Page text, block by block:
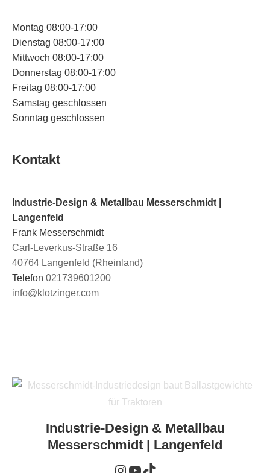
Montag 08:00-17:00
Dienstag 08:00-17:00
Mittwoch 08:00-17:00
Donnerstag 08:00-17:00
Freitag 08:00-17:00
Samstag geschlossen
Sonntag geschlossen
Kontakt
Industrie-Design & Metallbau Messerschmidt |
Langenfeld
Frank Messerschmidt
Carl-Leverkus-Straße 16
40764 Langenfeld (Rheinland)
Telefon 021739601200
info@klotzinger.com
Industrie-Design & Metallbau
Messerschmidt | Langenfeld
Instagram
YouTube
TikTok